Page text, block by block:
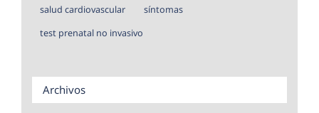
salud cardiovascular
síntomas
test prenatal no invasivo
Archivos